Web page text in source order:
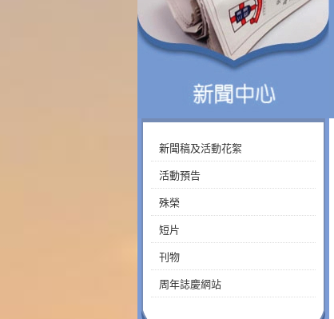
新聞稿及活動花絮
活動預告
殊榮
短片
刊物
周年誌慶網站